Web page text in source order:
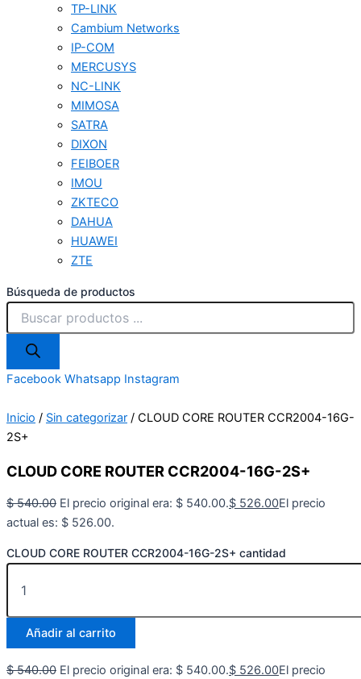
TP-LINK
Cambium Networks
IP-COM
MERCUSYS
NC-LINK
MIMOSA
SATRA
DIXON
FEIBOER
IMOU
ZKTECO
DAHUA
HUAWEI
ZTE
Búsqueda de productos
Facebook Whatsapp Instagram
Inicio / Sin categorizar / CLOUD CORE ROUTER CCR2004-16G-
2S+
CLOUD CORE ROUTER CCR2004-16G-2S+
$540.00 El precio original era: $ 540.00.$ 526.00El precio
actual es: $ 526.00.
CLOUD CORE ROUTER CCR2004-16G-2S+ cantidad
Añadir al carrito
$540.00 El precio original era: $ 540.00.$ 526.00El precio